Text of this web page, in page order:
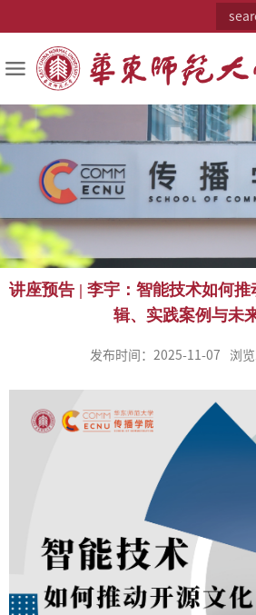
讲座预告 | 李宇：智能技术如何
辑、实践案例与未
发布时间：2025-11-07 浏览